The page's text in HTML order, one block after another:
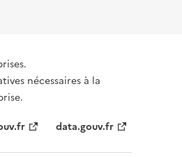
nécessaires à la
data.gouv.fr